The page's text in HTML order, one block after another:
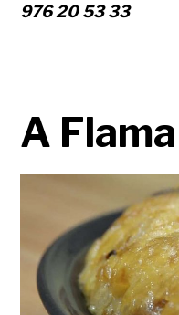
976 20 53 33
A